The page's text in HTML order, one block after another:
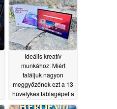
05/10/2026
Ideális kreatív
munkához: Miért
találjuk nagyon
meggyőzőnek ezt a 13
hüvelykes táblagépet a